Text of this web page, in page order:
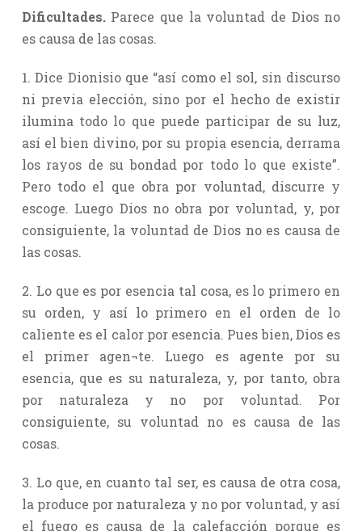
Dificultades. Parece que la voluntad de Dios no
es causa de las cosas.
1. Dice Dionisio que “así como el sol, sin discurso
ni previa elección, sino por el hecho de existir
ilumina todo lo que puede participar de su luz,
así el bien divino, por su propia esencia, derrama
los rayos de su bondad por todo lo que existe”.
Pero todo el que obra por voluntad, discurre y
escoge. Luego Dios no obra por voluntad, y, por
consiguiente, la voluntad de Dios no es causa de
las cosas.
2. Lo que es por esencia tal cosa, es lo primero en
su orden, y así lo primero en el orden de lo
caliente es el calor por esencia. Pues bien, Dios es
el primer agen¬te. Luego es agente por su
esencia, que es su naturaleza, y, por tanto, obra
por naturaleza y no por voluntad. Por
consiguiente, su voluntad no es causa de las
cosas.
3. Lo que, en cuanto tal ser, es causa de otra cosa,
la produce por naturaleza y no por voluntad, y así
el fuego es causa de la calefacción porque es